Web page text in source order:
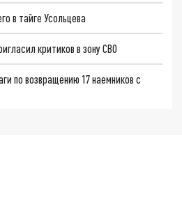
в тайге Усольцева
критиков в зону СВО
по возвращению 17 наемников с